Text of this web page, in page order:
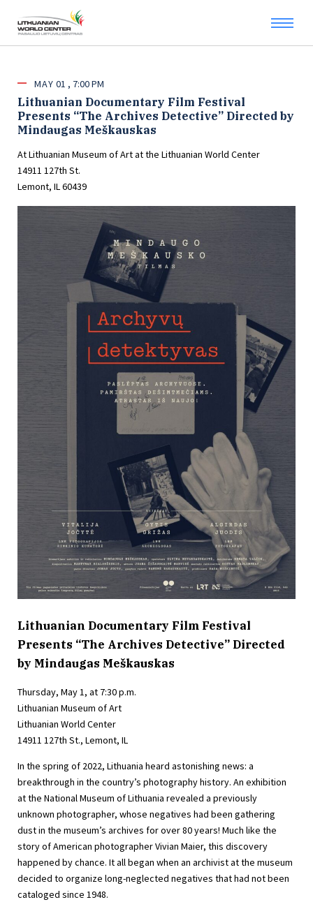
MAY 01 7:00 PM
Lithuanian Documentary Film Festival
Presents “The Archives Detective” Directed by
Mindaugas Meškauskas
At Lithuanian Museum of Art at the Lithuanian World Center
14911 127th St.
Lemont, IL 60439
Lithuanian Documentary Film Festival
Presents “The Archives Detective” Directed
by Mindaugas Meškauskas
Thursday, May 1, at 7:30 p.m.
Lithuanian Museum of Art
Lithuanian World Center
14911 127th St., Lemont, IL
In the spring of 2022, Lithuania heard astonishing news: a
breakthrough in the country’s photography history. An exhibition
at the National Museum of Lithuania revealed a previously
unknown photographer, whose negatives had been gathering
dust in the museum’s archives for over 80 years! Much like the
story of American photographer Vivian Maier, this discovery
happened by chance. It all began when an archivist at the museum
decided to organize long-neglected negatives that had not been
cataloged since 1948.